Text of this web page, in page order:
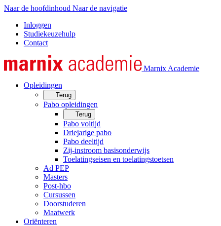
Naar de hoofdinhoud Naar de navigatie
Inloggen
Studiekeuzehulp
Contact
Marnix Academie
Opleidingen
Terug
Pabo opleidingen
Terug
Pabo voltijd
Driejarige pabo
Pabo deeltijd
Zij-instroom basisonderwijs
Toelatingseisen en toelatingstoetsen
Ad PEP
Masters
Post-hbo
Cursussen
Doorstuderen
Maatwerk
Oriënteren